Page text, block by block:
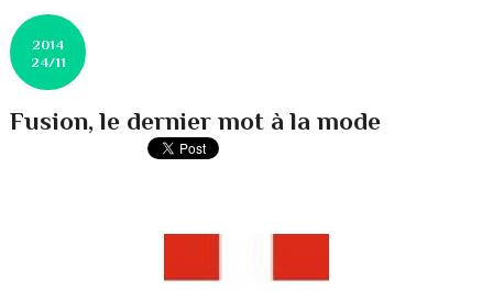
2014
24/11
Fusion, le dernier mot à la mode